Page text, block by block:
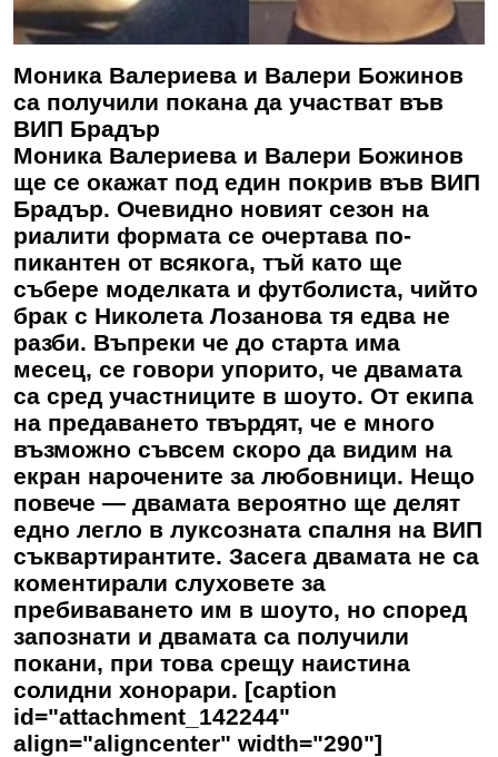
Моника Валериева и Валери Божинов
са получили покана да участват във
ВИП Брадър
Моника Валериева и Валери Божинов
ще се окажат под един покрив във ВИП
Брадър. Очевидно новият сезон на
риалити формата се очертава по-
пикантен от всякога, тъй като ще
събере моделката и футболиста, чийто
брак с Николета Лозанова тя едва не
разби. Въпреки че до старта има
месец, се говори упорито, че двамата
са сред участниците в шоуто. От екипа
на предаването твърдят, че е много
възможно съвсем скоро да видим на
екран нарочените за любовници. Нещо
повече — двамата вероятно ще делят
едно легло в луксозната спалня на ВИП
съквартирантите. Засега двамата не са
коментирали слуховете за
пребиваването им в шоуто, но според
запознати и двамата са получили
покани, при това срещу наистина
солидни хонорари. [caption
id="attachment_142244"
align="aligncenter" width="290"]